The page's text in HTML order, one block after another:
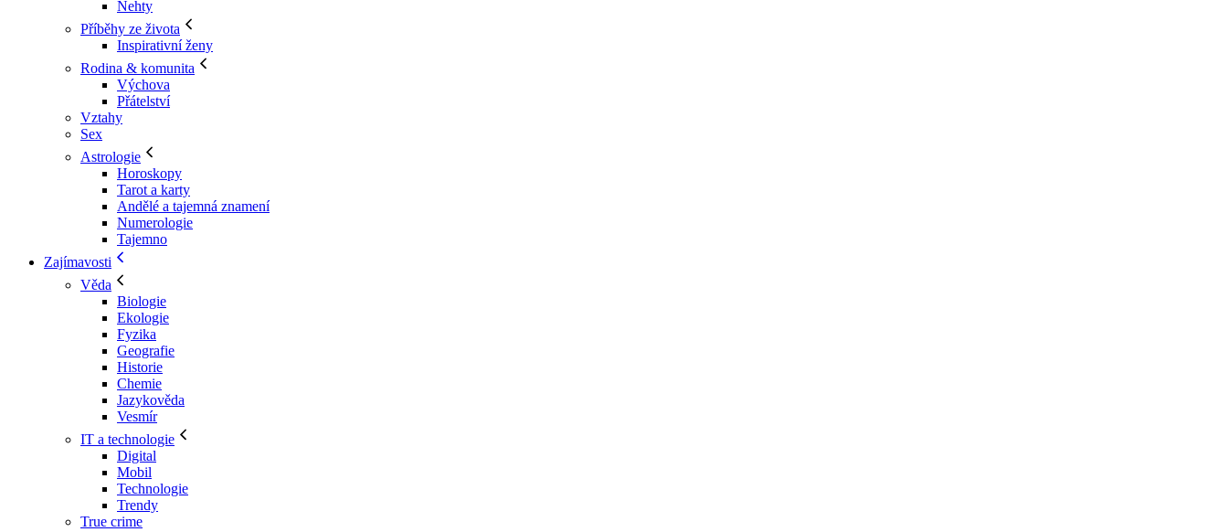
Nehty
Příběhy ze života
Inspirativní ženy
Rodina & komunita
Výchova
Přátelství
Vztahy
Sex
Astrologie
Horoskopy
Tarot a karty
Andělé a tajemná znamení
Numerologie
Tajemno
Zajímavosti
Věda
Biologie
Ekologie
Fyzika
Geografie
Historie
Chemie
Jazykověda
Vesmír
IT a technologie
Digital
Mobil
Technologie
Trendy
True crime